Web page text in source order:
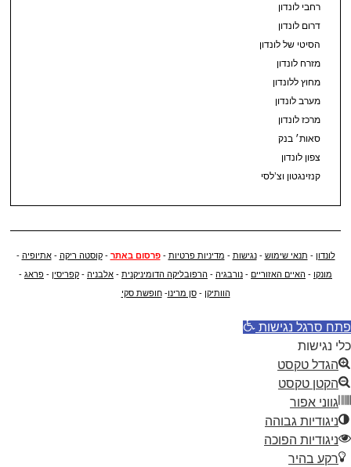
רחבי לונדון
דרום לונדון
הסיטי של לונדון
מזרח לונדון
מחוץ ללונדון
מערב לונדון
מרכז לונדון
סאות׳ בנק
צפון לונדון
קנזינגטון וצ’לסי
לונדון - תנאי שימוש -נגישות - מדיניות פרטיות -פרסום באתר -קוסטה ריקה -אתיופיה -
מונקו - האיים האזוריים - נורבגיה - הרפובליקה הדומיניקנית - אלבניה - קפריסין - פראג -
הוותיקן -סן מרינו-חופשת סקי
פתח סרגל נגישות
כלי נגישות
הגדל טקסט
הקטן טקסט
גווני אפור
ניגודיות גבוהה
ניגודיות הפוכה
רקע בהיר